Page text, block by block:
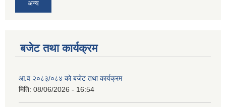
अन्य
बजेट तथा कार्यक्रम
आ.व २०८३/०८४ को बजेट तथा कार्यक्रम
मिति: 08/06/2026 - 16:54